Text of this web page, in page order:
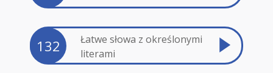
132
Łatwe słowa z określonymi
literami